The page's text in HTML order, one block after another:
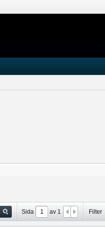
Sida av 1 Filter